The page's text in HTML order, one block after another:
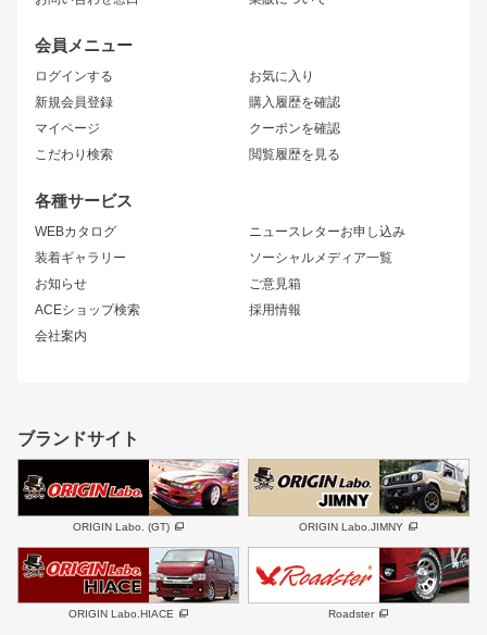
会員メニュー
ログインする
新規会員登録
マイページ
こだわり検索
お気に入り
購入履歴を確認
クーポンを確認
閲覧履歴を見る
各種サービス
WEBカタログ
装着ギャラリー
お知らせ
ACEショップ検索
会社案内
ニュースレターお申し込み
ソーシャルメディア一覧
ご意見箱
採用情報
トレノ
マークX
ニッサン
S15 シルビア
S14 シルビア 後期
S13 シルビア
180SX
シルエイティ
ワンビア
ローレル
セフィーロ
キャラバン
スズキ
GS350
SC
スバル 三菱
デリカ D:5
軽自動車 汎用
リアウイング
ジムニーパーツ
ホイール
MUD-S7
MUD-SR7
まつど家 鉄漢
ボンネット
フェンダー
サイドパーツ
リアゲート
メンテナンスパーツ
ハイエースパーツ
ホイール
DAYTONA-RS
DAYTONA-RS NEO
エアロシリーズ
ブランドサイト
ORIGIN Labo. (GT) ORIGIN Labo.JIMNY
ORIGIN Labo.HIACE Roadster